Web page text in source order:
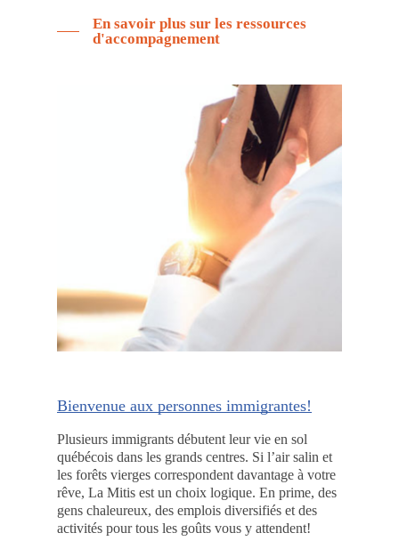
En savoir plus sur les ressources
d'accompagnement
Bienvenue aux personnes immigrantes!
Plusieurs immigrants débutent leur vie en sol
québécois dans les grands centres. Si l’air salin et
les forêts vierges correspondent davantage à votre
rêve, La Mitis est un choix logique. En prime, des
gens chaleureux, des emplois diversifiés et des
activités pour tous les goûts vous y attendent!